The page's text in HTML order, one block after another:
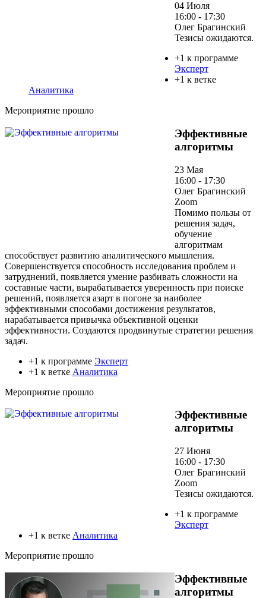
04 Июля
16:00 - 17:30
Олег Брагинский
Тезисы ожидаются.
+1 к программе
Эксперт
+1 к ветке
Аналитика
Мероприятие прошло
Эффективные
алгоритмы
23 Мая
16:00 - 17:30
Олег Брагинский
Zoom
Помимо пользы от
решения задач,
обучение
алгоритмам
способствует развитию аналитического мышления.
Совершенствуется способность исследования проблем и
затруднений, появляется умение разбивать сложности на
составные части, вырабатывается уверенность при поиске
решений, появляется азарт в погоне за наиболее
эффективными способами достижения результатов,
нарабатывается привычка объективной оценки
эффективности. Создаются продвинутые стратегии решения
задач.
+1 к программе Эксперт
+1 к ветке Аналитика
Мероприятие прошло
Эффективные
алгоритмы
27 Июня
16:00 - 17:30
Олег Брагинский
Zoom
Тезисы ожидаются.
+1 к программе
Эксперт
+1 к ветке Аналитика
Мероприятие прошло
Эффективные
алгоритмы